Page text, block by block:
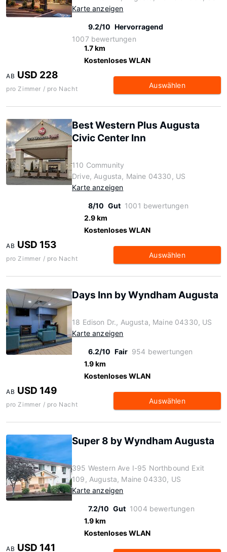
Karte anzeigen
9.2/10 Hervorragend
1007 bewertungen
1.7 km
Kostenloses WLAN
AB USD 228
pro Zimmer / pro Nacht Auswählen
Best Western Plus Augusta
Civic Center Inn
110 Community
Drive, Augusta, Maine 04330, US
Karte anzeigen
8/10 Gut 1001 bewertungen
2.9 km
Kostenloses WLAN
AB USD 153
pro Zimmer / pro Nacht Auswählen
Days Inn by Wyndham Augusta
18 Edison Dr., Augusta, Maine 04330, US
Karte anzeigen
6.2/10 Fair 954 bewertungen
1.9 km
Kostenloses WLAN
AB USD 149
pro Zimmer / pro Nacht Auswählen
Super 8 by Wyndham Augusta
395 Western Ave I-95 Northbound Exit
109, Augusta, Maine 04330, US
Karte anzeigen
7.2/10 Gut 1004 bewertungen
1.9 km
Kostenloses WLAN
AB USD 141